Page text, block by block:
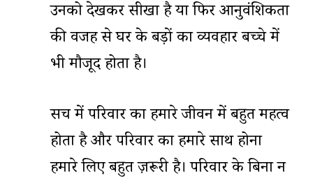
उनको देखकर सीखा है या फिर आनुवंशिकता
की वजह से घर के बड़ों का व्यवहार बच्चे में
भी मौजूद होता है।
सच में परिवार का हमारे जीवन में बहुत महत्व
होता है और परिवार का हमारे साथ होना
हमारे लिए बहुत ज़रूरी है। परिवार के बिना न